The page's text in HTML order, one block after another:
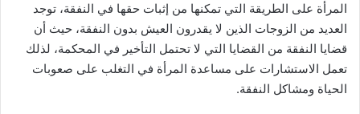
المرأة على الطريقة التي تمكنها من إثبات حقها في النفقة، توجد
العديد من الزوجات الذين لا يقدرون العيش بدون النفقة، حيث أن
قضايا النفقة من القضايا التي لا تحتمل التأخير في المحكمة، لذلك
تعمل الاستشارات على مساعدة المرأة في التغلب على صعوبات
الحياة ومشاكل النفقة.